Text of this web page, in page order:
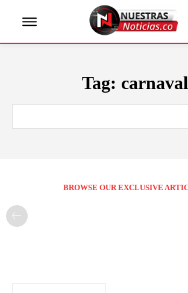
Tag: carnaval
BROWSE OUR EXCLUSIVE